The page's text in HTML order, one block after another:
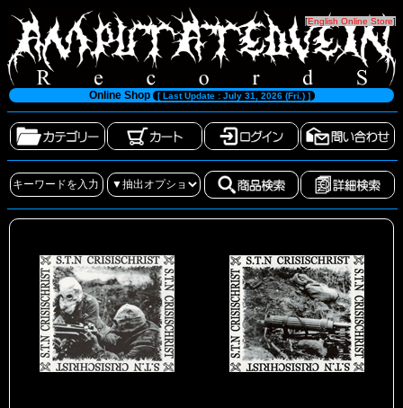
[English Online Store]
Online Shop [ Last Update : July 31, 2026 (Fri.) ]